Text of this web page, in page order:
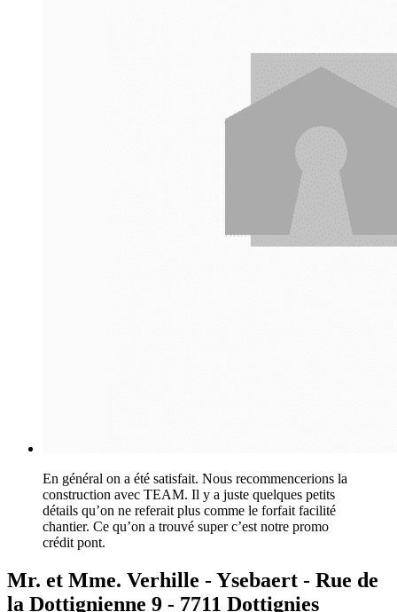
En général on a été satisfait. Nous recommencerions la
construction avec TEAM. Il y a juste quelques petits
détails qu’on ne referait plus comme le forfait facilité
chantier. Ce qu’on a trouvé super c’est notre promo
crédit pont.
Mr. et Mme. Verhille - Ysebaert - Rue de
la Dottignienne 9 - 7711 Dottignies